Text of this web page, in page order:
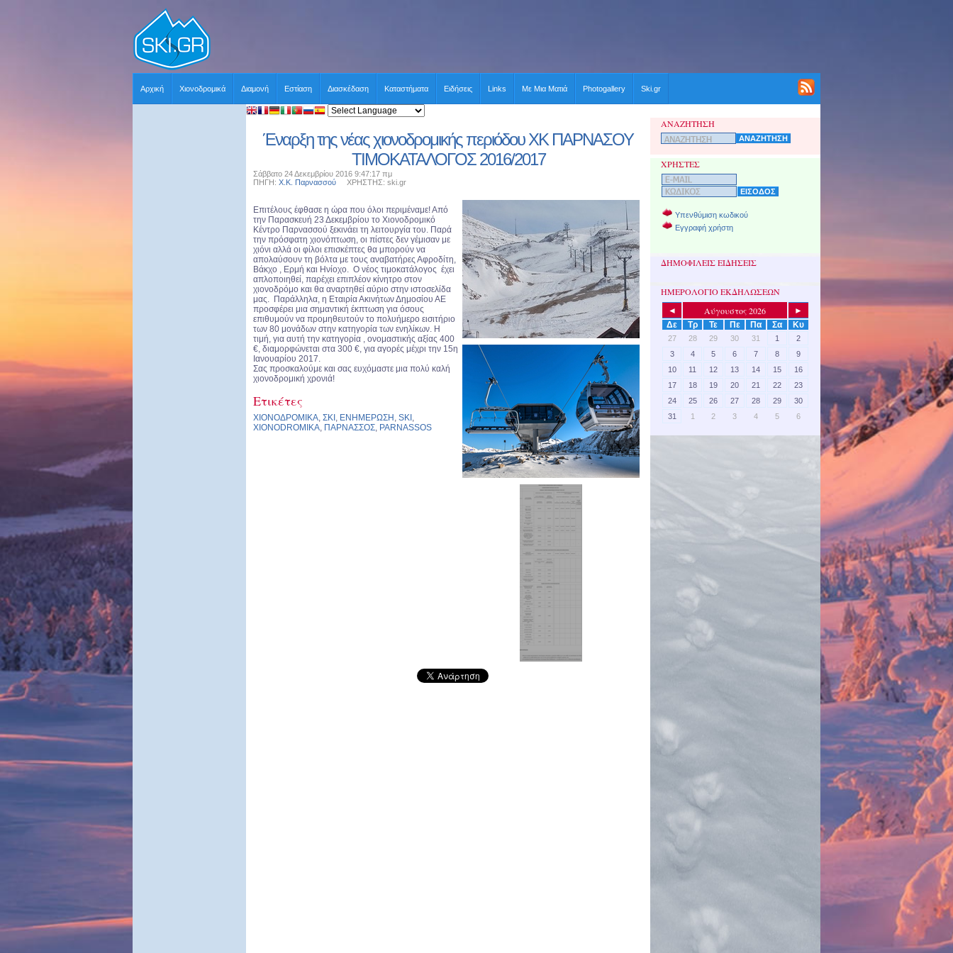
Αρχική Χιονοδρομικά Διαμονή Εστίαση Διασκέδαση Καταστήματα Ειδήσεις Links Με Μια Ματιά Photogallery Ski.gr
Έναρξη της νέας χιονοδρομικής περιόδου ΧΚ ΠΑΡΝΑΣΟΥ
ΤΙΜΟΚΑΤΑΛΟΓΟΣ 2016/2017
Σάββατο 24 Δεκεμβρίου 2016 9:47:17 πμ
ΠΗΓΗ: Χ.Κ. Παρνασσού ΧΡΗΣΤΗΣ: ski.gr
Επιτέλους έφθασε η ώρα που όλοι περιμέναμε! Από
την Παρασκευή 23 Δεκεμβρίου το Χιονοδρομικό
Κέντρο Παρνασσού ξεκινάει τη λειτουργία του. Παρά
την πρόσφατη χιονόπτωση, οι πίστες δεν γέμισαν με
χιόνι αλλά οι φίλοι επισκέπτες θα μπορούν να
απολαύσουν τη βόλτα με τους αναβατήρες Αφροδίτη,
Βάκχο , Ερμή και Ηνίοχο. Ο νέος τιμοκατάλογος έχει
απλοποιηθεί, παρέχει επιπλέον κίνητρο στον
χιονοδρόμο και θα αναρτηθεί αύριο στην ιστοσελίδα
μας. Παράλληλα, η Εταιρία Ακινήτων Δημοσίου ΑΕ
προσφέρει μια σημαντική έκπτωση για όσους
επιθυμούν να προμηθευτούν το πολυήμερο εισιτήριο
των 80 μονάδων στην κατηγορία των ενηλίκων. Η
τιμή, για αυτή την κατηγορία , ονομαστικής αξίας 400
€, διαμορφώνεται στα 300 €, για αγορές μέχρι την 15η
Ιανουαρίου 2017.
Σας προσκαλούμε και σας ευχόμαστε μια πολύ καλή
χιονοδρομική χρονιά!
Ετικέτες
ΧΙΟΝΟΔΡΟΜΙΚΑ, ΣΚΙ , ΕΝΗΜΕΡΩΣΗ , SKI ,
XIONODROMIKA, ΠΑΡΝΑΣΣΟΣ, PARNASSOS
ΑΝΑΖΗΤΗΣΗ
ΧΡΗΣΤΕΣ
Υπενθύμιση κωδικού
Εγγραφή χρήστη
ΔΗΜΟΦΙΛΕΙΣ ΕΙΔΗΣΕΙΣ
ΗΜΕΡΟΛΟΓΙΟ ΕΚΔΗΛΩΣΕΩΝ
◄ Αύγουστος 2026
►
Δε
Τρ Τε Πε Πα Σα Κυ
27 28 29 30 31 1
2
3
4 5 6 7 8
9
10
11 12 13 14 15
16
17
18 19 20 21 22
23
24
25 26 27 28 29
30
31
1 2 3 4 5 6